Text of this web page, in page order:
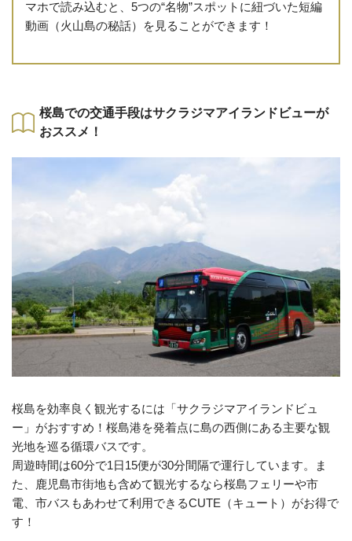
マホで読み込むと、5つの“名物”スポットに紐づいた短編
動画（火山島の秘話）を見ることができます！
桜島での交通手段はサクラジマアイランドビューが
おススメ！
桜島を効率良く観光するには「サクラジマアイランドビュ
ー」がおすすめ！桜島港を発着点に島の西側にある主要な観
光地を巡る循環バスです。
周遊時間は60分で1日15便が30分間隔で運行しています。ま
た、鹿児島市街地も含めて観光するなら桜島フェリーや市
電、市バスもあわせて利用できるCUTE（キュート）がお得で
す！